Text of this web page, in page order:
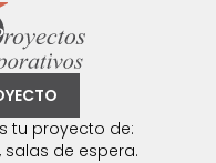
tu proyecto de:
de espera.